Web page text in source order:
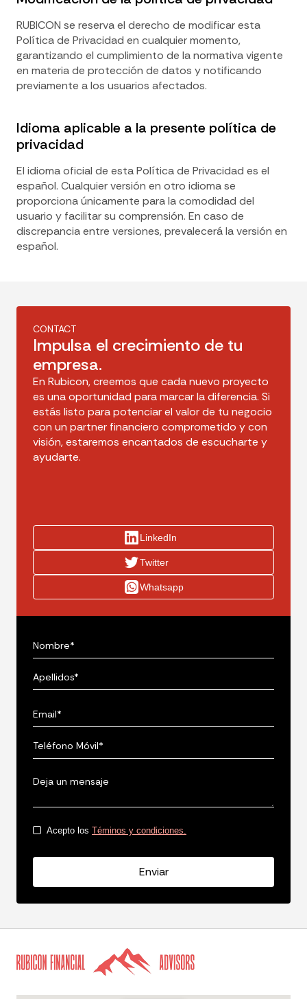
RUBICON se reserva el derecho de modificar esta
Política de Privacidad en cualquier momento,
garantizando el cumplimiento de la normativa vigente
en materia de protección de datos y notificando
previamente a los usuarios afectados.​
Idioma aplicable a la presente política de
privacidad
El idioma oficial de esta Política de Privacidad es el
español. Cualquier versión en otro idioma se
proporciona únicamente para la comodidad del
usuario y facilitar su comprensión. En caso de
discrepancia entre versiones, prevalecerá la versión en
español.
CONTACT
Impulsa el crecimiento de tu
empresa.
En Rubicon, creemos que cada nuevo proyecto
es una oportunidad para marcar la diferencia. Si
estás listo para potenciar el valor de tu negocio
con un partner financiero comprometido y con
visión, estaremos encantados de escucharte y
ayudarte.
LinkedIn
Twitter
Whatsapp
Acepto los Téminos y condiciones.